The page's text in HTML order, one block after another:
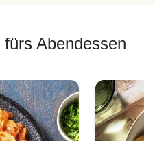
Abendessen